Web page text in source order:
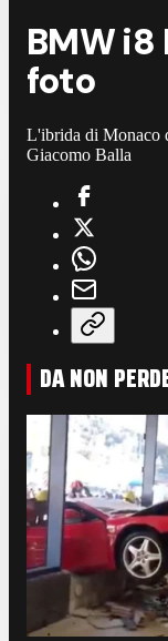
BMW
foto
L'ibrida di Monaco
Giacomo Balla
DA NON